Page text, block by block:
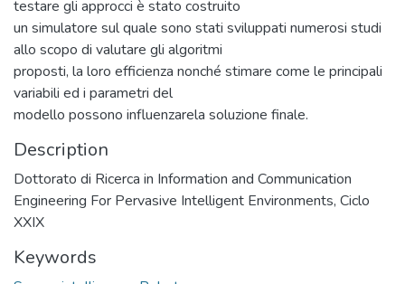
testare gli approcci è stato costruito
un simulatore sul quale sono stati sviluppati numerosi studi
allo scopo di valutare gli algoritmi
proposti, la loro efficienza nonché stimare come le principali
variabili ed i parametri del
modello possono influenzarela soluzione finale.
Description
Dottorato di Ricerca in Information and Communication
Engineering For Pervasive Intelligent Environments, Ciclo
XXIX
Keywords